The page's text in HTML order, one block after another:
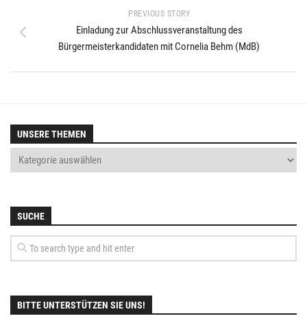
PREVIOUS STORY
Einladung zur Abschlussveranstaltung des
Bürgermeisterkandidaten mit Cornelia Behm (MdB)
UNSERE THEMEN
SUCHE
BITTE UNTERSTÜTZEN SIE UNS!